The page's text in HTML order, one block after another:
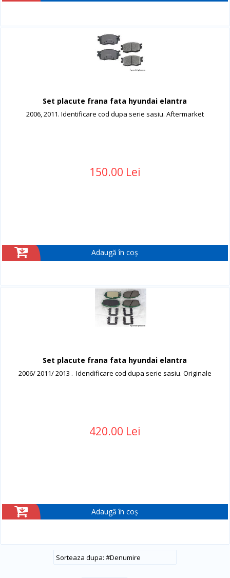
Set placute frana fata hyundai elantra
2006, 2011. Identificare cod dupa serie sasiu. Aftermarket
150.00 Lei
Adaugă în coș
Set placute frana fata hyundai elantra
2006/ 2011/ 2013 . Idendificare cod dupa serie sasiu. Originale
420.00 Lei
Adaugă în coș
#Denumire